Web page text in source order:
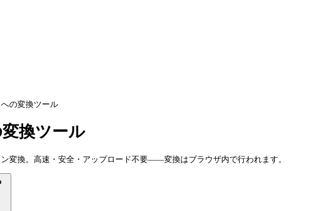
の変換ツール
換ツール
変換。高速・安全・アップロード不要——変換はブラウザ内で行われます。